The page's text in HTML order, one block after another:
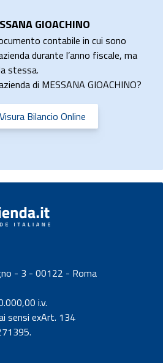
GIOACHINO
contabile in cui sono
durante l’anno fiscale, ma
stessa.
di MESSANA GIOACHINO?
Bilancio Online
- 3 - 00122 - Roma
i.v.
sensi exArt. 134